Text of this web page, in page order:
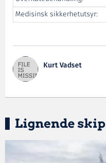
Medisinsk sikkerhetutsyr:
Kurt Vadset
Lignende skip